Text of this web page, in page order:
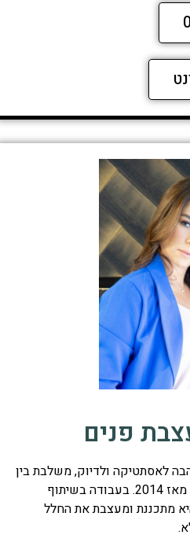
פנים
לאסתטיקה ולדיוק, משלבת בין
חזון אמנותי לפתרונות חכמים מאז 2014. בעבודה בשיתוף
מתכננת ומעצבת את החלל